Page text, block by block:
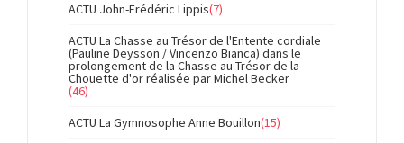
ACTU John-Frédéric Lippis(7)
ACTU La Chasse au Trésor de l'Entente cordiale
(Pauline Deysson / Vincenzo Bianca) dans le
prolongement de la Chasse au Trésor de la
Chouette d'or réalisée par Michel Becker
(46)
ACTU La Gymnosophe Anne Bouillon(15)